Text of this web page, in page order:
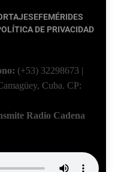
EFEMÉRIDES
DE PRIVACIDAD
(+53) 32298673 |
Cuba. CP:
Radio Cadena